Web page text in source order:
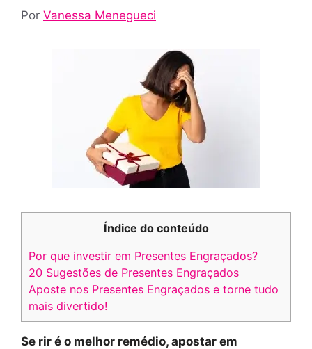
Por Vanessa Menegueci
Índice do conteúdo
Por que investir em Presentes Engraçados?
20 Sugestões de Presentes Engraçados
Aposte nos Presentes Engraçados e torne tudo
mais divertido!
Se rir é o melhor remédio, apostar em